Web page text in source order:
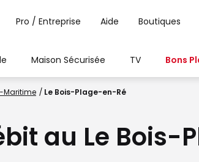
Pro / Entreprise Aide Boutiques
Maison Sécurisée TV Bons
Maritime Le Bois-Plage-en-Ré
au Le Bois-